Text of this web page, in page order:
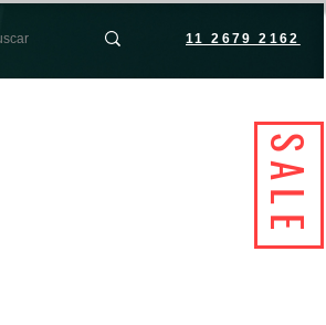
11 2679 2162
SALE